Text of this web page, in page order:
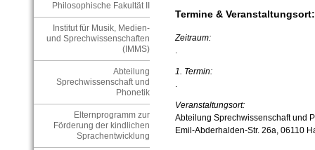
Philosophische Fakultät II
Institut für Musik, Medien-
und Sprechwissenschaften
(IMMS)
Abteilung
Sprechwissenschaft und
Phonetik
Elternprogramm zur
Förderung der kindlichen
Sprachentwicklung
Termine & Veranstaltungsort:
Zeitraum:
.
1. Termin:
.
Veranstaltungsort:
Abteilung Sprechwissenschaft und
Emil-Abderhalden-Str. 26a, 06110